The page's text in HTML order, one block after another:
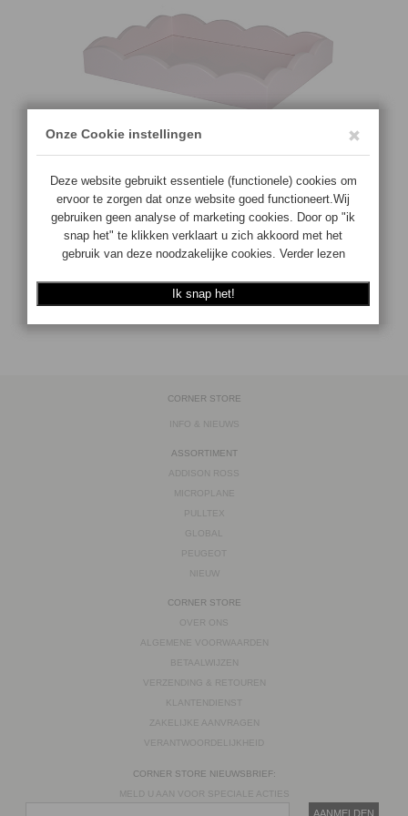
€ 89.00
Aantal:
TOEVOEGEN
CORNER STORE
INFO & NIEUWS
ASSORTIMENT
ADDISON ROSS
MICROPLANE
PULLTEX
GLOBAL
PEUGEOT
NIEUW
CORNER STORE
OVER ONS
ALGEMENE VOORWAARDEN
BETAALWIJZEN
VERZENDING & RETOUREN
KLANTENDIENST
ZAKELIJKE AANVRAGEN
VERANTWOORDELIJKHEID
CORNER STORE NIEUWSBRIEF:
MELD U AAN VOOR SPECIALE ACTIES
AANMELDEN